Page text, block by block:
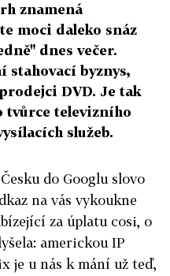
znamená
moci daleko snáz
dnes večer.
stahovací byznys,
DVD. Je tak
tvůrce televizního
služeb.
do Googlu slovo
na vás vykoukne
za úplatu cosi, o
americkou IP
je u nás k mání už teď,